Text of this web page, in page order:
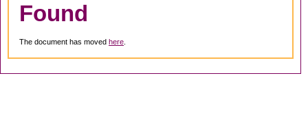
Found
The document has moved here